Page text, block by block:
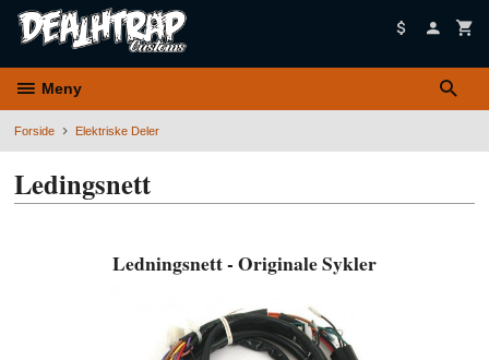
Meny
Forside Elektriske Deler
Ledingsnett
Ledningsnett - Originale Sykler